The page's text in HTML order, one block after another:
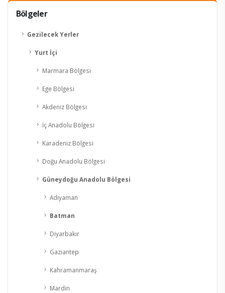
Bölgeler
Gezilecek Yerler
Yurt İçi
Marmara Bölgesi
Ege Bölgesi
Akdeniz Bölgesi
İç Anadolu Bölgesi
Karadeniz Bölgesi
Doğu Anadolu Bölgesi
Güneydoğu Anadolu Bölgesi
Adıyaman
Batman
Diyarbakır
Gaziantep
Kahramanmaraş
Mardin